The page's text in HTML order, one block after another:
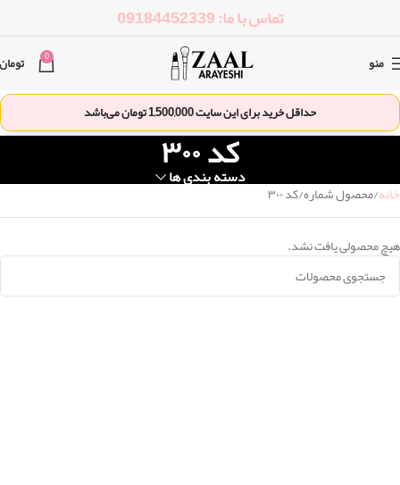
تماس با ما: 09184452339
منو 0 تومان
حداقل خرید برای این سایت1,500,000تومان می‌باشد
کد ۳۰۰
دسته بندی ها
خانه محصول شماره کد ۳۰۰
هیچ محصولی یافت نشد.